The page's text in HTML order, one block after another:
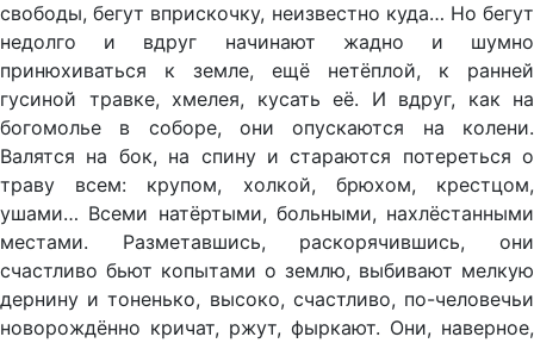
свободы, бегут вприскочку, неизвестно куда… Но бегут
недолго и вдруг начинают жадно и шумно
принюхиваться к земле, ещё нетёплой, к ранней
гусиной травке, хмелея, кусать её. И вдруг, как на
богомолье в соборе, они опускаются на колени.
Валятся на бок, на спину и стараются потереться о
траву всем: крупом, холкой, брюхом, крестцом,
ушами… Всеми натёртыми, больными, нахлёстанными
местами. Разметавшись, раскорячившись, они
счастливо бьют копытами о землю, выбивают мелкую
дернину и тоненько, высоко, счастливо, по-человечьи
новорождённо кричат, ржут, фыркают. Они, наверное,